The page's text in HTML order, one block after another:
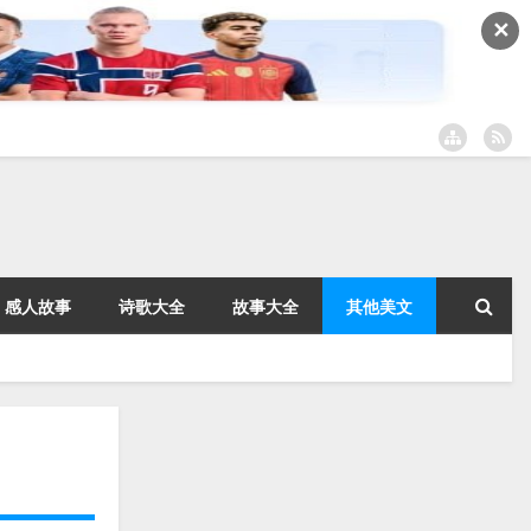
✕
感人故事 诗歌大全 故事大全 其他美文